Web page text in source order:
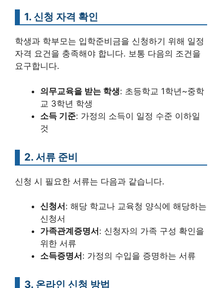
1. 신청 자격 확인
학생과 학부모는 입학준비금을 신청하기 위해 일정
자격 요건을 충족해야 합니다. 보통 다음의 조건을
요구합니다.
의무교육을 받는 학생: 초등학교 1학년~중학
교 3학년 학생
소득 기준: 가정의 소득이 일정 수준 이하일
것
2. 서류 준비
신청 시 필요한 서류는 다음과 같습니다.
신청서 : 해당 학교나 교육청 양식에 해당하는
신청서
가족관계증명서 : 신청자의 가족 구성 확인을
위한 서류
소득증명서 : 가정의 수입을 증명하는 서류
3. 온라인 신청 방법